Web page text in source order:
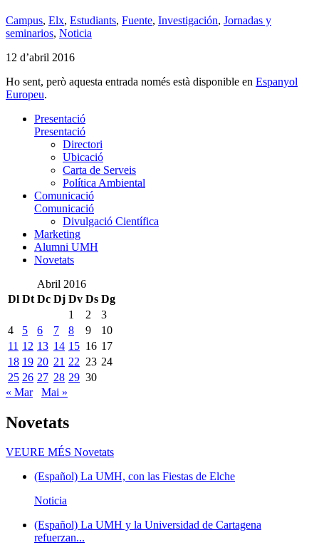
Campus, Elx, Estudiants, Fuente, Investigación, Jornadas y
seminarios, Noticia
12 d’abril 2016
Ho sent, però aquesta entrada només està disponible en Espanyol
Europeu.
Presentació
Presentació
Directori
Ubicació
Carta de Serveis
Política Ambiental
Comunicació
Comunicació
Divulgació Científica
Marketing
Alumni UMH
Novetats
Abril 2016
Dl Dt Dc Dj Dv Ds Dg
1
2
3
4
5 6 7 8 9
10
11 12 13 14 15 16 17
18 19 20 21 22 23 24
25 26 27 28 29 30
« Mar
Mai »
Novetats
VEURE MÉS Novetats
(Español) La UMH, con las Fiestas de Elche
Noticia
(Español) La UMH y la Universidad de Cartagena
refuerzan...